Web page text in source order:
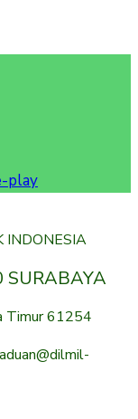
play
INDONESIA
SURABAYA
Timur 61254